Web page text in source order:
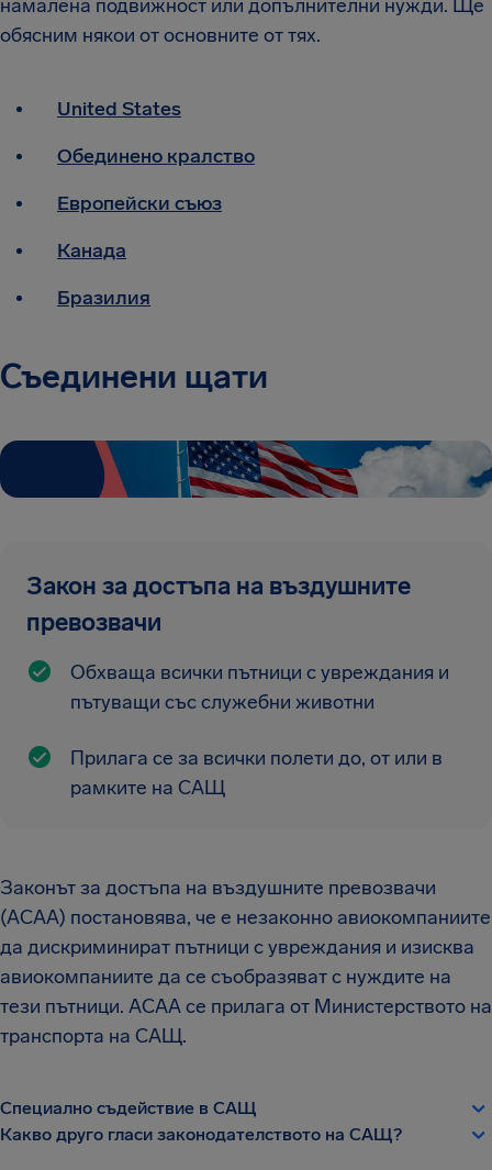
намалена подвижност или допълнителни нужди. Ще
обясним някои от основните от тях.
United States
Обединено кралство
Европейски съюз
Канада
Бразилия
Съединени щати
Закон за достъпа на въздушните
превозвачи
Обхваща всички пътници с увреждания и
пътуващи със служебни животни
Прилага се за всички полети до, от или в
рамките на САЩ
Законът за достъпа на въздушните превозвачи
(ACAA) постановява, че е незаконно авиокомпаниите
да дискриминират пътници с увреждания и изисква
авиокомпаниите да се съобразяват с нуждите на
тези пътници. ACAA се прилага от Министерството на
транспорта на САЩ.
Специално съдействие в САЩ
Какво друго гласи законодателството на САЩ?